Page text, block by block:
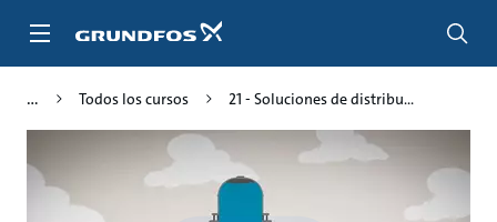
Todos los cursos 21 - Soluciones de distribu...